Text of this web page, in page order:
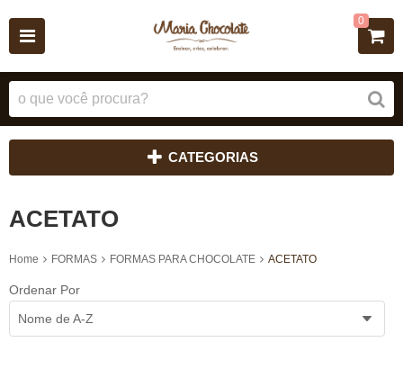
0
CATEGORIAS
ACETATO
Home FORMAS FORMAS PARA CHOCOLATE ACETATO
Ordenar Por
Nome de A-Z